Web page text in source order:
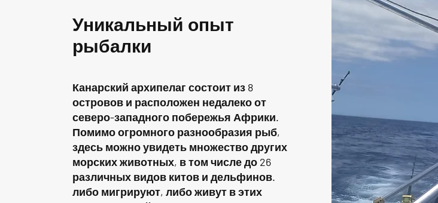
Уникальный опыт
рыбалки
Канарский архипелаг состоит из 8
островов и расположен недалеко от
северо-западного побережья Африки.
Помимо огромного разнообразия рыб,
здесь можно увидеть множество других
морских животных, в том числе до 26
различных видов китов и дельфинов.
либо мигрируют, либо живут в этих